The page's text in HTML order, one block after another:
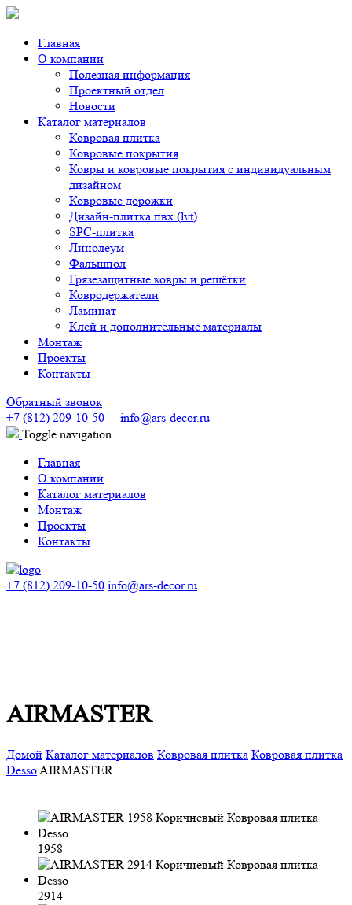
Главная
О компании
Полезная информация
Проектный отдел
Новости
Каталог материалов
Ковровая плитка
Ковровые покрытия
Ковры и ковровые покрытия с индивидуальным
дизайном
Ковровые дорожки
Дизайн-плитка пвх (lvt)
SPC-плитка
Линолеум
Фальшпол
Грязезащитные ковры и решётки
Ковродержатели
Ламинат
Клей и дополнительные материалы
Монтаж
Проекты
Контакты
Обратный звонок
+7 (812) 209-10-50
info@ars-decor.ru
Toggle navigation
Главная
О компании
Каталог материалов
Монтаж
Проекты
Контакты
+7 (812) 209-10-50 info@ars-decor.ru
AIRMASTER
Домой Каталог материалов Ковровая плитка Ковровая плитка
DessoAIRMASTER
1958
2914